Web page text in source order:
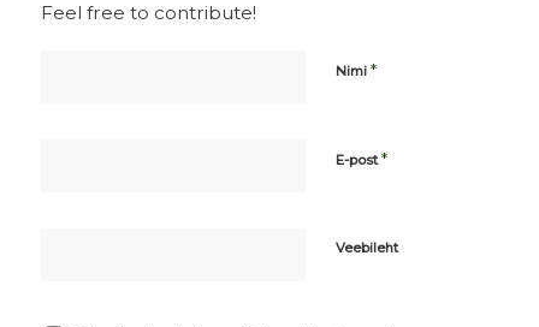
Feel free to contribute!
Nimi *
E-post*
Veebileht